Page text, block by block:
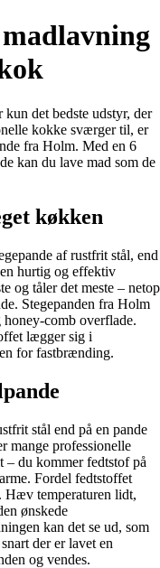
det bedste udstyr, der
kokke sværger til, er
fra Holm. Med en 6
kan du lave mad som de
køkken
af rustfrit stål, end
hurtig og effektiv
og tåler det meste – netop
Stegepanden fra Holm
comb overflade.
lægger sig i
for fastbrænding.
stål end på en pande
mange professionelle
– du kommer fedtstof på
Fordel fedtstoffet
Hæv temperaturen lidt,
ønskede
kan det se ud, som
der er lavet en
og vendes.